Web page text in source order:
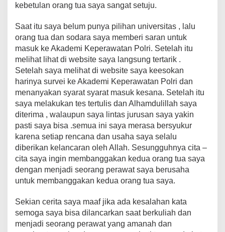
kebetulan orang tua saya sangat setuju.
Saat itu saya belum punya pilihan universitas , lalu
orang tua dan sodara saya memberi saran untuk
masuk ke Akademi Keperawatan Polri. Setelah itu
melihat lihat di website saya langsung tertarik .
Setelah saya melihat di website saya keesokan
harinya survei ke Akademi Keperawatan Polri dan
menanyakan syarat syarat masuk kesana. Setelah itu
saya melakukan tes tertulis dan Alhamdulillah saya
diterima , walaupun saya lintas jurusan saya yakin
pasti saya bisa .semua ini saya merasa bersyukur
karena setiap rencana dan usaha saya selalu
diberikan kelancaran oleh Allah. Sesungguhnya cita –
cita saya ingin membanggakan kedua orang tua saya
dengan menjadi seorang perawat saya berusaha
untuk membanggakan kedua orang tua saya.
Sekian cerita saya maaf jika ada kesalahan kata
semoga saya bisa dilancarkan saat berkuliah dan
menjadi seorang perawat yang amanah dan